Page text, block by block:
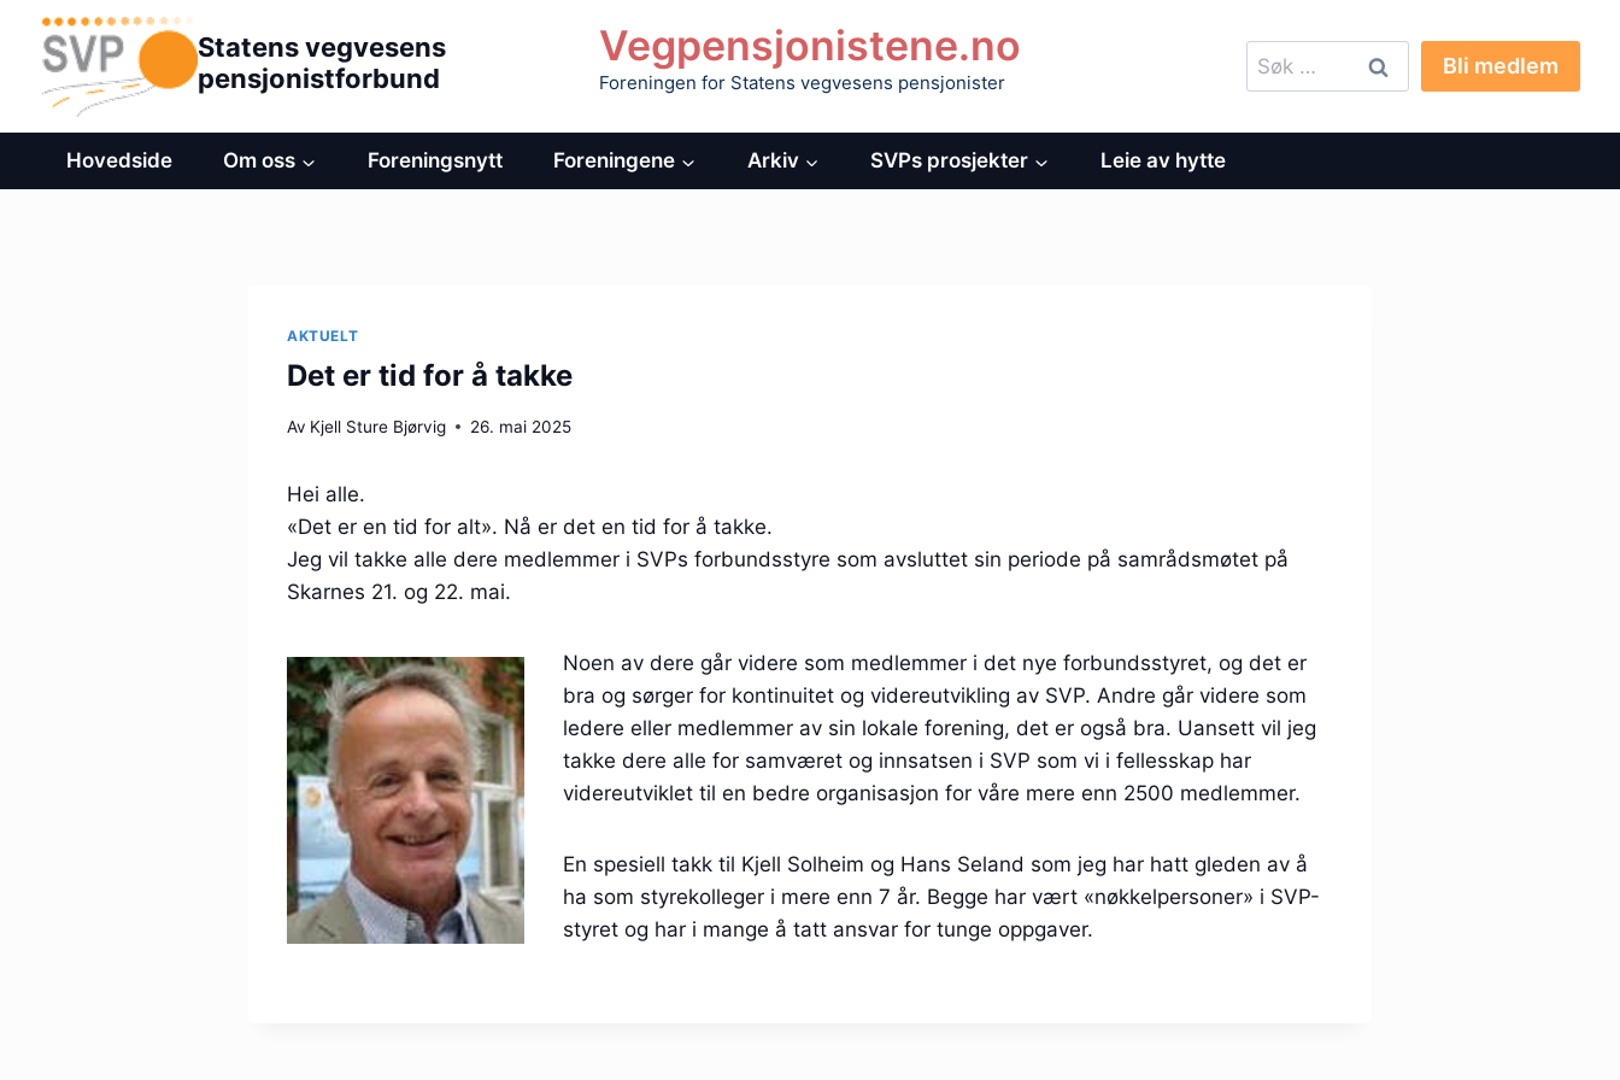
Hopp
innhold
Statens vegvesens
pensjonistforbund
Vegpensjonistene.no
Foreningen for Statens vegvesens pensjonister
Søk
etter:
Bli medlem
Hovedside Om oss Foreningsnytt Foreningene Arkiv SVPs prosjekter Leie av hytte
AKTUELT
Det er tid for å takke
Av Kjell Sture Bjørvig 26. mai 2025
Hei alle.
«Det er en tid for alt». Nå er det en tid for å takke.
Jeg vil takke alle dere medlemmer i SVPs forbundsstyre som avsluttet sin periode på samrådsmøtet på
Skarnes 21. og 22. mai.
Noen av dere går videre som medlemmer i det nye forbundsstyret, og det er
bra og sørger for kontinuitet og videreutvikling av SVP. Andre går videre som
ledere eller medlemmer av sin lokale forening, det er også bra. Uansett vil jeg
takke dere alle for samværet og innsatsen i SVP som vi i fellesskap har
videreutviklet til en bedre organisasjon for våre mere enn 2500 medlemmer.
En spesiell takk til Kjell Solheim og Hans Seland som jeg har hatt gleden av å
ha som styrekolleger i mere enn 7 år. Begge har vært «nøkkelpersoner» i SVP-
styret og har i mange å tatt ansvar for tunge oppgaver.